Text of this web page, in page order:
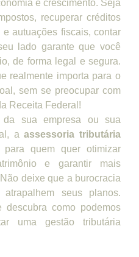
e crescimento. Seja
recuperar créditos
autuações fiscais, contar
lado garante que você
de forma legal e segura.
realmente importa para o
sem se preocupar com
Receita Federal!
sua empresa ou sua
aassessoria tributária
quem quer otimizar
e garantir mais
deixe que a burocracia
seus planos.
como podemos
uma gestão tributária